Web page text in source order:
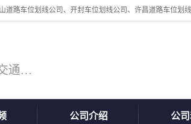
专注道路标线施工，专业的道路标线及交通设施施工服务商!
公司介绍 公